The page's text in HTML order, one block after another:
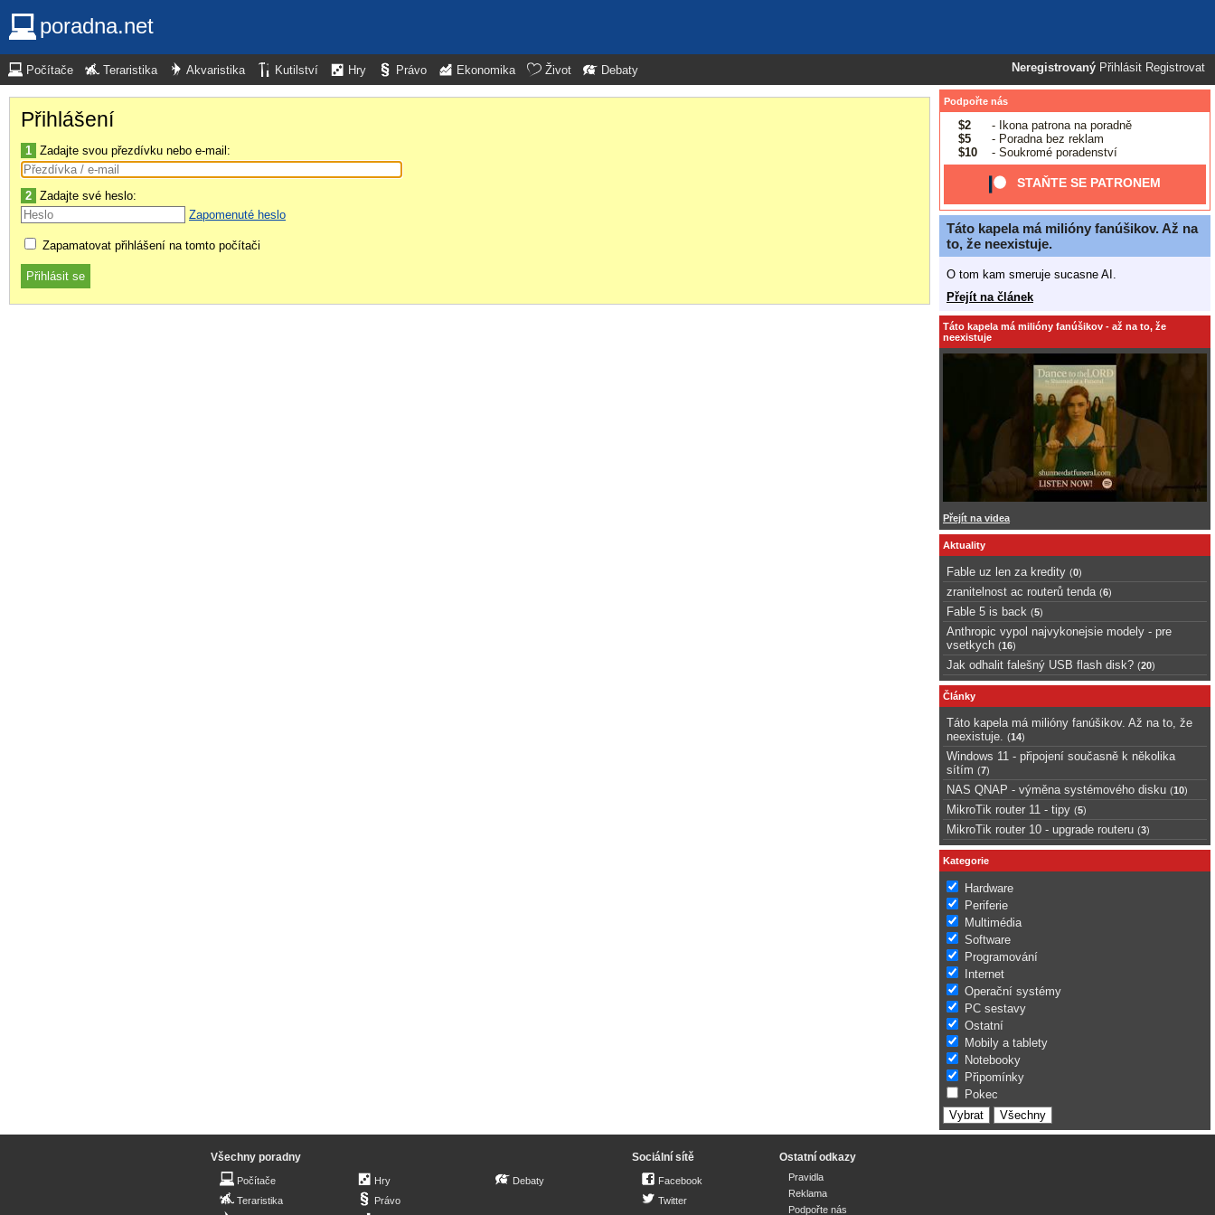
poradna.net
Neregistrovaný Přihlásit Registrovat
Počítače Teraristika Akvaristika Kutilství Hry Právo Ekonomika Život Debaty
Přihlášení
1 Zadajte svou přezdívku nebo e-mail:
2 Zadajte své heslo:
Zapomenuté heslo
Zapamatovat přihlášení na tomto počítači
Podpořte nás
$2
- Ikona patrona na poradně
$5
- Poradna bez reklam
$10
- Soukromé poradenství
STAŇTE SE PATRONEM
Táto kapela má milióny fanúšikov. Až na
to, že neexistuje.
O tom kam smeruje sucasne AI.
Přejít na článek
Táto kapela má milióny fanúšikov - až na to, že
neexistuje
Přejít na videa
Aktuality
Fable uz len za kredity (0)
zranitelnost ac routerů tenda (6)
Fable 5 is back (5)
Anthropic vypol najvykonejsie modely - pre
vsetkych (16)
Jak odhalit falešný USB flash disk? (20)
Články
Táto kapela má milióny fanúšikov. Až na to, že
neexistuje.
(14)
Windows 11 - připojení současně k několika
sítím (7)
NAS QNAP - výměna systémového disku (10)
MikroTik router 11 - tipy (5)
MikroTik router 10 - upgrade routeru (3)
Kategorie
Hardware
Periferie
Multimédia
Software
Programování
Internet
Operační systémy
PC sestavy
Ostatní
Mobily a tablety
Notebooky
Připomínky
Pokec
Všechny poradny
Počítače
Teraristika
Hry
Právo
Debaty
Sociální sítě
Facebook
Twitter
Ostatní odkazy
Pravidla
Reklama
Podpořte nás